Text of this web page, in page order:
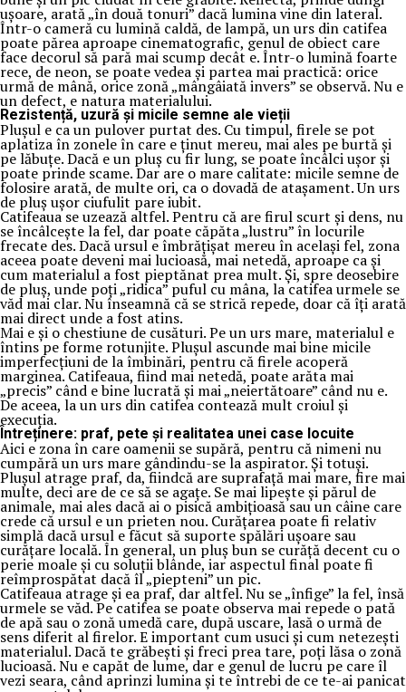
ușoare, arată „în două tonuri” dacă lumina vine din lateral.
Într-o cameră cu lumină caldă, de lampă, un urs din catifea
poate părea aproape cinematografic, genul de obiect care
face decorul să pară mai scump decât e. Într-o lumină foarte
rece, de neon, se poate vedea și partea mai practică: orice
urmă de mână, orice zonă „mângâiată invers” se observă. Nu e
un defect, e natura materialului.
Rezistență, uzură și micile semne ale vieții
Plușul e ca un pulover purtat des. Cu timpul, firele se pot
aplatiza în zonele în care e ținut mereu, mai ales pe burtă și
pe lăbuțe. Dacă e un pluș cu fir lung, se poate încâlci ușor și
poate prinde scame. Dar are o mare calitate: micile semne de
folosire arată, de multe ori, ca o dovadă de atașament. Un urs
de pluș ușor ciufulit pare iubit.
Catifeaua se uzează altfel. Pentru că are firul scurt și dens, nu
se încâlcește la fel, dar poate căpăta „lustru” în locurile
frecate des. Dacă ursul e îmbrățișat mereu în același fel, zona
aceea poate deveni mai lucioasă, mai netedă, aproape ca și
cum materialul a fost pieptănat prea mult. Și, spre deosebire
de pluș, unde poți „ridica” puful cu mâna, la catifea urmele se
văd mai clar. Nu înseamnă că se strică repede, doar că îți arată
mai direct unde a fost atins.
Mai e și o chestiune de cusături. Pe un urs mare, materialul e
întins pe forme rotunjite. Plușul ascunde mai bine micile
imperfecțiuni de la îmbinări, pentru că firele acoperă
marginea. Catifeaua, fiind mai netedă, poate arăta mai
„precis” când e bine lucrată și mai „neiertătoare” când nu e.
De aceea, la un urs din catifea contează mult croiul și
execuția.
Întreținere: praf, pete și realitatea unei case locuite
Aici e zona în care oamenii se supără, pentru că nimeni nu
cumpără un urs mare gândindu-se la aspirator. Și totuși.
Plușul atrage praf, da, fiindcă are suprafață mai mare, fire mai
multe, deci are de ce să se agațe. Se mai lipește și părul de
animale, mai ales dacă ai o pisică ambițioasă sau un câine care
crede că ursul e un prieten nou. Curățarea poate fi relativ
simplă dacă ursul e făcut să suporte spălări ușoare sau
curățare locală. În general, un pluș bun se curăță decent cu o
perie moale și cu soluții blânde, iar aspectul final poate fi
reîmprospătat dacă îl „piepteni” un pic.
Catifeaua atrage și ea praf, dar altfel. Nu se „înfige” la fel, însă
urmele se văd. Pe catifea se poate observa mai repede o pată
de apă sau o zonă umedă care, după uscare, lasă o urmă de
sens diferit al firelor. E important cum usuci și cum netezești
materialul. Dacă te grăbești și freci prea tare, poți lăsa o zonă
lucioasă. Nu e capăt de lume, dar e genul de lucru pe care îl
vezi seara, când aprinzi lumina și te întrebi de ce te-ai panicat